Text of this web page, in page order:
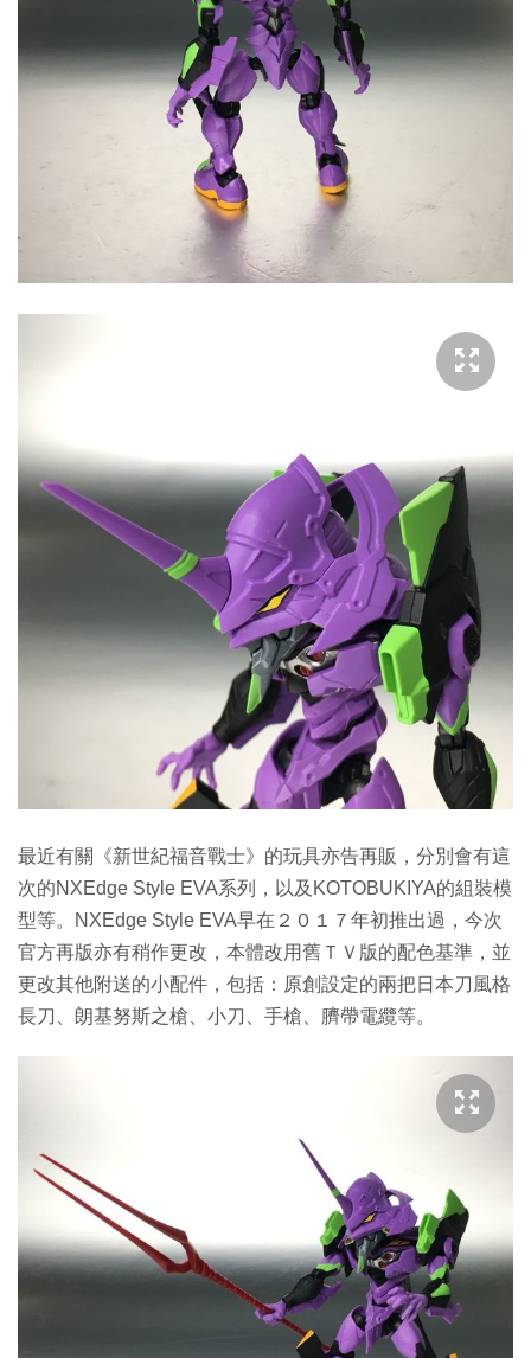
最近有關《新世紀福音戰士》的玩具亦告再販，分別會有這
次的NXEdge Style EVA系列，以及KOTOBUKIYA的組裝模
型等。NXEdge Style EVA早在２０１７年初推出過，今次
官方再版亦有稍作更改，本體改用舊ＴＶ版的配色基準，並
更改其他附送的小配件，包括：原創設定的兩把日本刀風格
長刀、朗基努斯之槍、小刀、手槍、臍帶電纜等。